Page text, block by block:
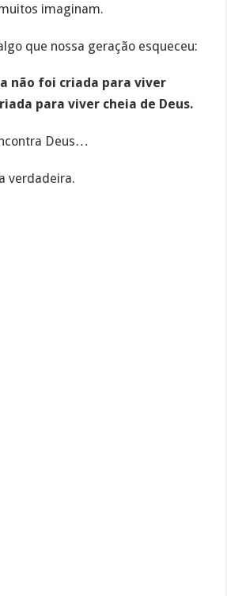
imaginam.
que nossa geração esqueceu:
não foi criada para viver
para viver cheia de Deus.
Deus…
verdadeira.